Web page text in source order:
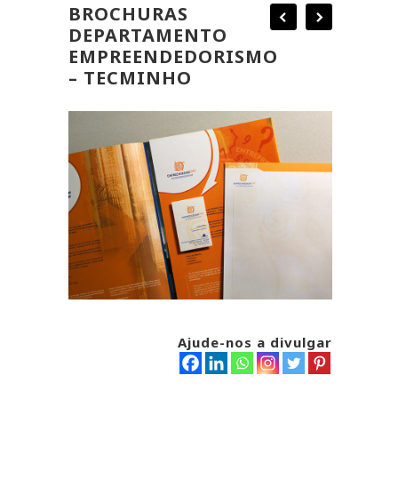
BROCHURAS
DEPARTAMENTO
EMPREENDEDORISMO
– TECMINHO
Ajude-nos a divulgar